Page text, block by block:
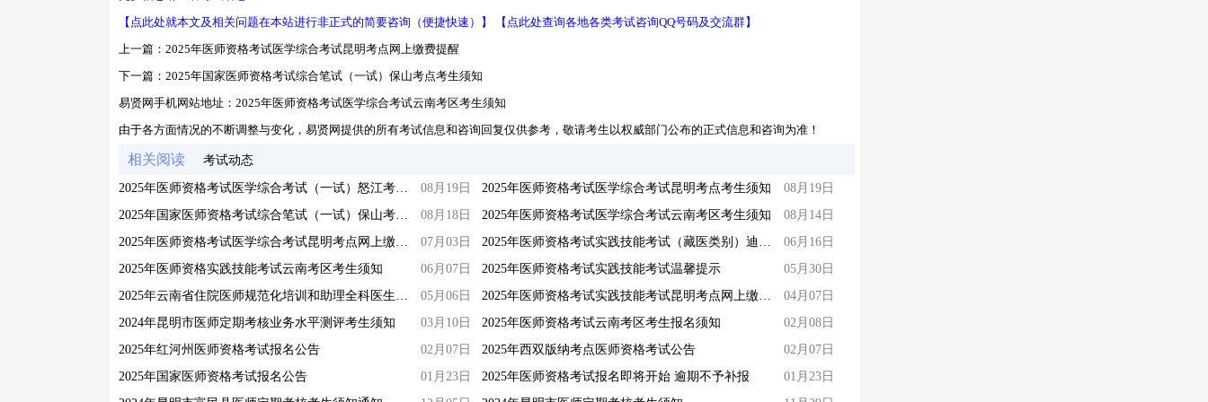
【点此处就本文及相关问题在本站进行非正式的简要咨询（便捷快速）】
【点此处查询各地各类考试咨询QQ号码及交流群】
上一篇： 2025年医师资格考试医学综合考试昆明考点网上缴费提醒
下一篇： 2025年国家医师资格考试综合笔试（一试）保山考点考生须知
易贤网手机网站地址： 2025年医师资格考试医学综合考试云南考区考生须知
由于各方面情况的不断调整与变化，易贤网提供的所有考试信息和咨询回复仅供参考，敬请考生以权威部门公布的正式信息和咨询为准！
相关阅读 考试动态
08月19日 2025年医师资格考试医学综合考试昆明考点考生须知
08月19日
08月18日 2025年医师资格考试医学综合考试云南考区考生须知
08月14日
07月03日
06月16日
2025年医师资格实践技能考试云南考区考生须知
06月07日 2025年医师资格考试实践技能考试温馨提示
05月30日
05月06日
04月07日
2024年昆明市医师定期考核业务水平测评考生须知
03月10日 2025年医师资格考试云南考区考生报名须知
02月08日
2025年红河州医师资格考试报名公告
02月07日 2025年西双版纳考点医师资格考试公告
02月07日
2025年国家医师资格考试报名公告
01月23日 2025年医师资格考试报名即将开始 逾期不予补报
01月23日